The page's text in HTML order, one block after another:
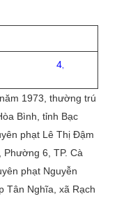
4,
1973, thường trú
Bình, tỉnh Bạc
phạt Lê Thị Đậm
6, TP. Cà
phạt Nguyễn
Tân Nghĩa, xã Rạch